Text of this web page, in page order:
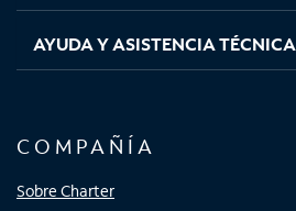
AYUDA Y ASISTENCIA TÉCNICA
COMPAÑÍA
Sobre Charter